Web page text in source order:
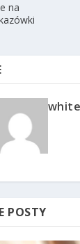
na
POSTY